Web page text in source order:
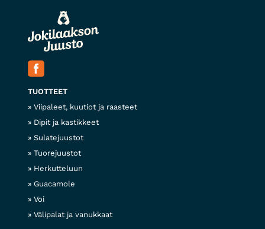
TUOTTEET
Viipaleet, kuutiot ja raasteet
Dipit ja kastikkeet
Sulatejuustot
Tuorejuustot
Herkutteluun
Guacamole
Voi
Välipalat ja vanukkaat